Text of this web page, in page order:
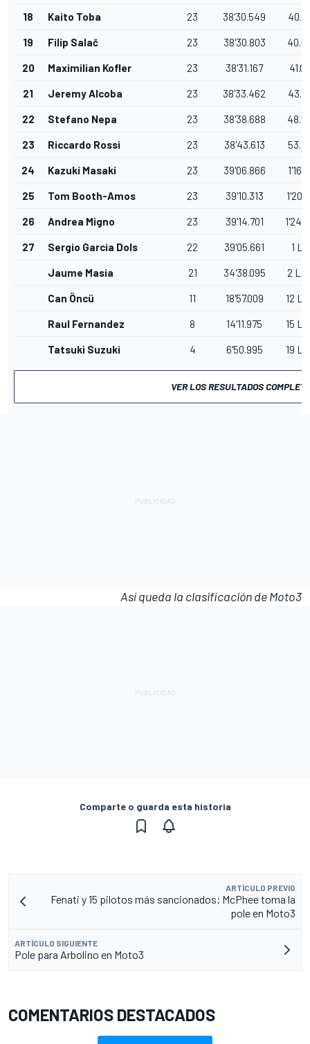
18 Kaito Toba 23 38'30.549
19 Filip Salač 23 38'30.803
20 Maximilian Kofler 23 38'31.167
21 Jeremy Alcoba 23 38'33.462
22 Stefano Nepa 23 38'38.688
23 Riccardo Rossi 23 38'43.613
24 Kazuki Masaki 23 39'06.866
25 Tom Booth-Amos 23 39'10.313
26 Andrea Migno 23 39'14.701
27 Sergio Garcia Dols 22 39'05.661 1
Jaume Masia 21 34'38.095 2
Can Öncü 11 18'57.009 12
Raul Fernandez 8 14'11.975 15
Tatsuki Suzuki 4 6'50.995 19
VER LOS RESULTADOS
Así queda la clasificación de Moto3
Comparte o guarda esta historia
ARTÍCULO PREVIO
Fenati y 15 pilotos más sancionados; McPhee toma la
pole en Moto3
ARTÍCULO SIGUIENTE
Pole para Arbolino en Moto3
COMENTARIOS DESTACADOS